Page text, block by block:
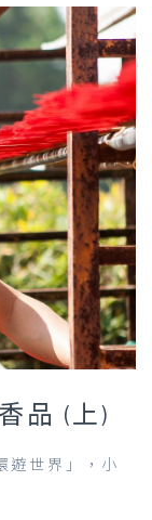
品 (上)
遊世界」，小